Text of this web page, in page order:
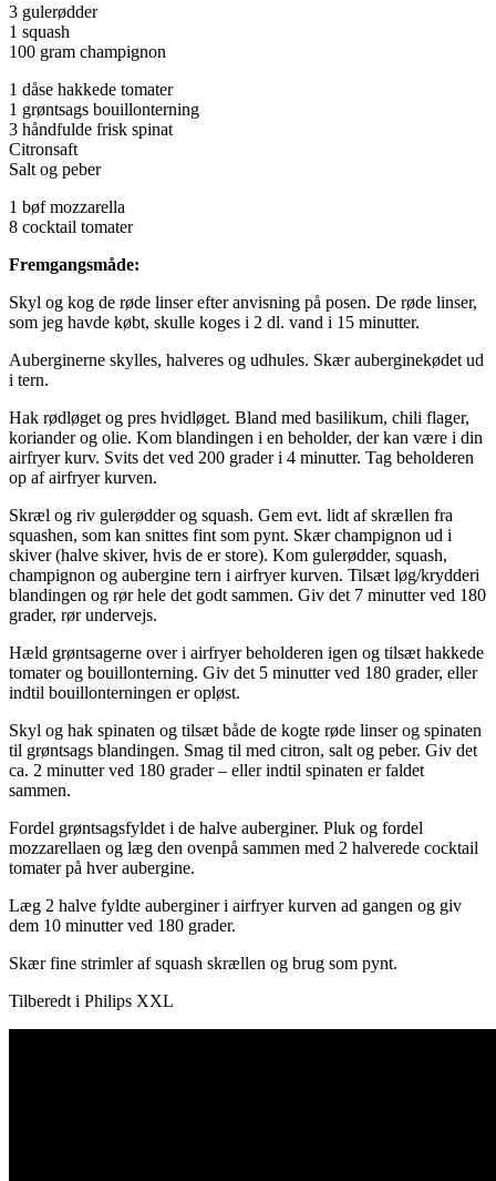
3 gulerødder
1 squash
100 gram champignon
1 dåse hakkede tomater
1 grøntsags bouillonterning
3 håndfulde frisk spinat
Citronsaft
Salt og peber
1 bøf mozzarella
8 cocktail tomater
Fremgangsmåde:
Skyl og kog de røde linser efter anvisning på posen. De røde linser,
som jeg havde købt, skulle koges i 2 dl. vand i 15 minutter.
Auberginerne skylles, halveres og udhules. Skær auberginekødet ud
i tern.
Hak rødløget og pres hvidløget. Bland med basilikum, chili flager,
koriander og olie. Kom blandingen i en beholder, der kan være i din
airfryer kurv. Svits det ved 200 grader i 4 minutter. Tag beholderen
op af airfryer kurven.
Skræl og riv gulerødder og squash. Gem evt. lidt af skrællen fra
squashen, som kan snittes fint som pynt. Skær champignon ud i
skiver (halve skiver, hvis de er store). Kom gulerødder, squash,
champignon og aubergine tern i airfryer kurven. Tilsæt løg/krydderi
blandingen og rør hele det godt sammen. Giv det 7 minutter ved 180
grader, rør undervejs.
Hæld grøntsagerne over i airfryer beholderen igen og tilsæt hakkede
tomater og bouillonterning. Giv det 5 minutter ved 180 grader, eller
indtil bouillonterningen er opløst.
Skyl og hak spinaten og tilsæt både de kogte røde linser og spinaten
til grøntsags blandingen. Smag til med citron, salt og peber. Giv det
ca. 2 minutter ved 180 grader – eller indtil spinaten er faldet
sammen.
Fordel grøntsagsfyldet i de halve auberginer. Pluk og fordel
mozzarellaen og læg den ovenpå sammen med 2 halverede cocktail
tomater på hver aubergine.
Læg 2 halve fyldte auberginer i airfryer kurven ad gangen og giv
dem 10 minutter ved 180 grader.
Skær fine strimler af squash skrællen og brug som pynt.
Tilberedt i Philips XXL